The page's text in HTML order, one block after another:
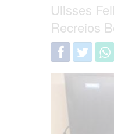
Ulisses
Recreios